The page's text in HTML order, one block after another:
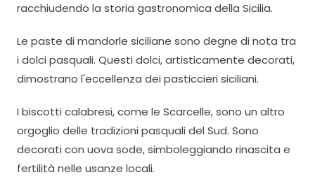
racchiudendo la storia gastronomica della Sicilia.
Le paste di mandorle siciliane sono degne di nota tra
i dolci pasquali. Questi dolci, artisticamente decorati,
dimostrano l'eccellenza dei pasticcieri siciliani.
I biscotti calabresi, come le Scarcelle, sono un altro
orgoglio delle tradizioni pasquali del Sud. Sono
decorati con uova sode, simboleggiando rinascita e
fertilità nelle usanze locali.